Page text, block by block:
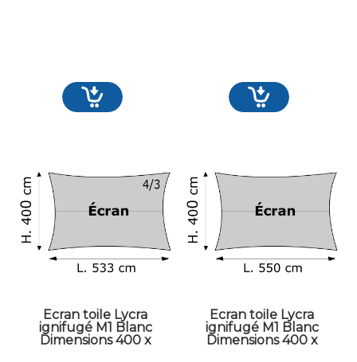
Ecran toile Lycra
ignifugé M1 Blanc
Dimensions 400 x
Ecran toile Lycra
ignifugé M1 Blanc
Dimensions 400 x